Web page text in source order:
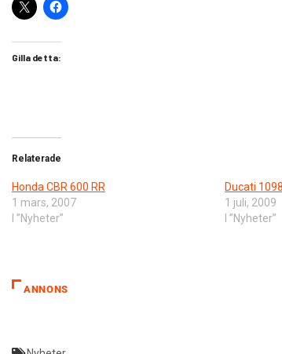
Gilla detta:
Relaterade
Honda CBR 600 RR
1 mars, 2007
I ”Nyheter”
Ducati
1 juli, 2009
I ”Nyheter”
ANNONS